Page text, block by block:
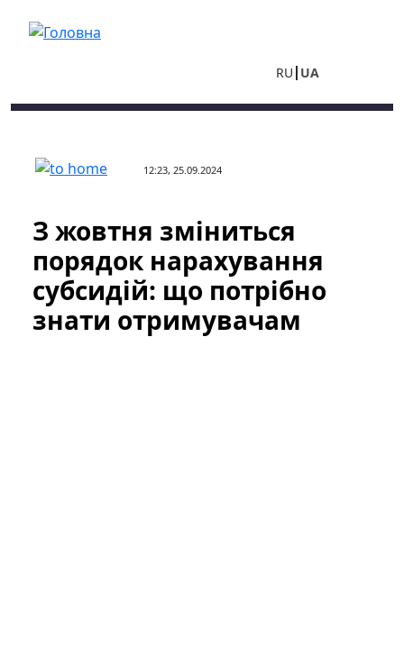
RU UA
12:23, 25.09.2024
З жовтня зміниться
порядок нарахування
субсидій: що потрібно
знати отримувачам